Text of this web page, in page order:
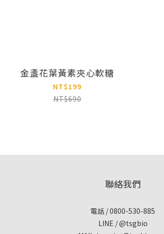
金盞花葉黃素夾心軟糖
NT$199
NT$690
聯絡我們
電話 / 0800-530-885
LINE / @tsgbio